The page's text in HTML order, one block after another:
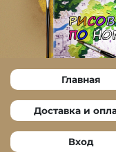
Главная
Доставка и
Вход